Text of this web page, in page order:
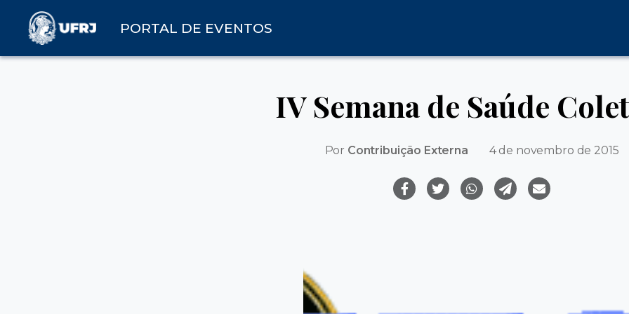
PORTAL DE EVENTOS
IV Semana de Saúde
Por Contribuição Externa 4 de novembro de 2015